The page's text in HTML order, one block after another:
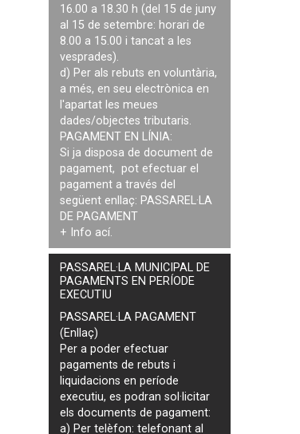
16.00 a 18.30 h (del 15 de juny
al 15 de setembre: horari de
8.00 a 15.00 i tancat a les
vesprades).
d) Per als rebuts en voluntària,
a més, en seu electrònica en
l'apartat les meues
dades/objectes tributaris.
PAGAMENT EN LÍNIA:
Si ja disposa de document de
pagament, pot efectuar el
pagament a través del
següent enllaç: PASSAREL·LA
DE PAGAMENT
+ Info ací.
PASSAREL·LA MUNICIPAL DE
PAGAMENTS EN PERÍODE
EXECUTIU
PASSAREL·LA PAGAMENT
(Enllaç)
Per a poder efectuar
pagaments derebuts i
liquidacions en període
executiu, es podransol·licitar
els documents de pagament:
a) Per telèfon: telefonant al